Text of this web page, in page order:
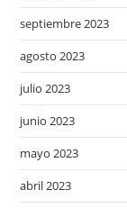
septiembre 2023
agosto 2023
julio 2023
junio 2023
mayo 2023
abril 2023